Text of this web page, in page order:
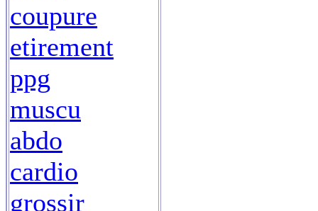
coupure
etirement
ppg
muscu
abdo
cardio
grossir